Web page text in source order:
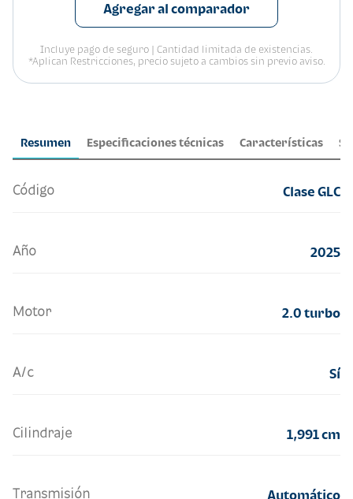
Resumen Especificaciones técnicas Características
Código Clase GLC
Año 2025
Motor 2.0 turbo
A/c Sí
Cilindraje 1,991 cm
Transmisión Automático
Agregar al comparador
Incluye pago de seguro | Cantidad limitada de existencias.
*Aplican Restricciones, precio sujeto a cambios sin previo aviso.